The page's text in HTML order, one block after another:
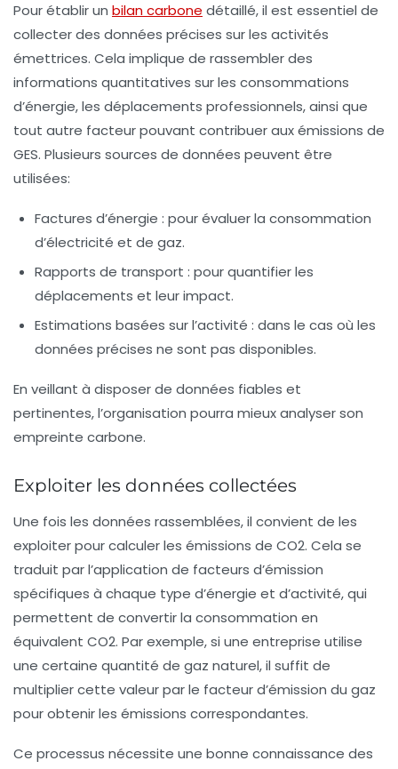
Pour établir un bilan carbone détaillé, il est essentiel de
collecter des données précises sur les activités
émettrices. Cela implique de rassembler des
informations quantitatives sur les consommations
d’énergie, les déplacements professionnels, ainsi que
tout autre facteur pouvant contribuer aux émissions de
GES. Plusieurs sources de données peuvent être
utilisées:
Factures d’énergie : pour évaluer la consommation
d’électricité et de gaz.
Rapports de transport : pour quantifier les
déplacements et leur impact.
Estimations basées sur l’activité : dans le cas où les
données précises ne sont pas disponibles.
En veillant à disposer de données fiables et
pertinentes, l’organisation pourra mieux analyser son
empreinte carbone.
Exploiter les données collectées
Une fois les données rassemblées, il convient de les
exploiter pour calculer les émissions de CO2. Cela se
traduit par l’application de facteurs d’émission
spécifiques à chaque type d’énergie et d’activité, qui
permettent de convertir la consommation en
équivalent CO2. Par exemple, si une entreprise utilise
une certaine quantité de gaz naturel, il suffit de
multiplier cette valeur par le facteur d’émission du gaz
pour obtenir les émissions correspondantes.
Ce processus nécessite une bonne connaissance des